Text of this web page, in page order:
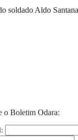
o Boletim Odara:
soldado Aldo